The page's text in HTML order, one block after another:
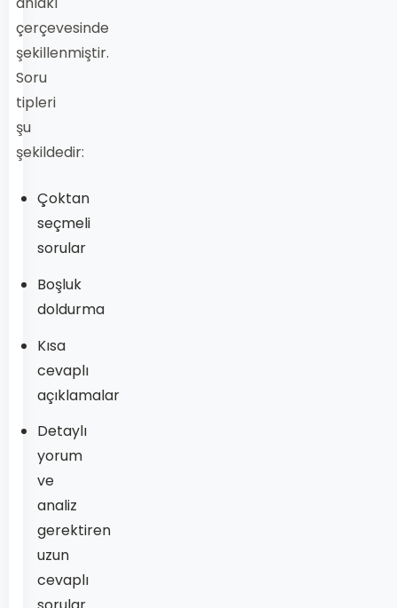
çerçevesinde
şekillenmiştir.
Soru
tipleri
şu
şekildedir:
Çoktan
seçmeli
sorular
Boşluk
doldurma
Kısa
cevaplı
açıklamalar
Detaylı
yorum
ve
analiz
gerektiren
uzun
cevaplı